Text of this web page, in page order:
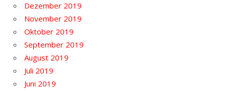
Dezember 2019
November 2019
Oktober 2019
September 2019
August 2019
Juli 2019
Juni 2019